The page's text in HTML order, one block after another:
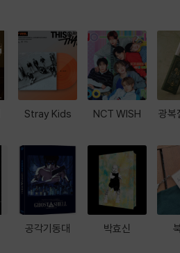
Stray Kids
공각기동대
NCT WISH
박효신
광복